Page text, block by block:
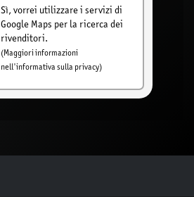
Sì, vorrei utilizzare i servizi di
Google Maps per la ricerca dei
rivenditori.
(Maggiori informazioni
nell'informativa sulla privacy)